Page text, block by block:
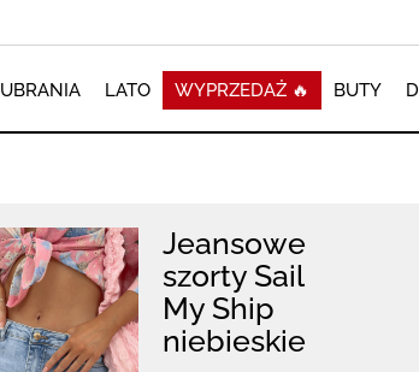
UBRANIA LATO WYPRZEDAŻ 🔥 BUTY
Jeansowe
szorty Sail
My Ship
niebieskie